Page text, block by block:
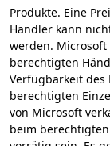
Produkte. Eine
Händler kann
werden. Microsoft
berechtigten
Verfügbarkeit des
berechtigten
von Microsoft
beim